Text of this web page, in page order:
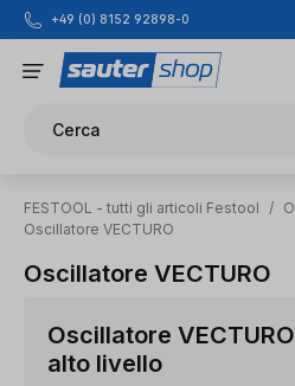
Passa al contenuto principale
+49 (0) 8152 92898-0
Cerca
FESTOOL - tutti gli articoli Festool /
Oscillatore VECTURO
Oscillatore VECTURO
Oscillatore
alto livello